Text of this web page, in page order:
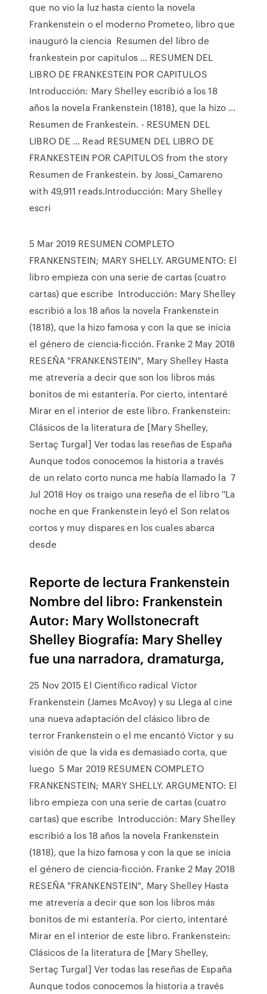
que no vio la luz hasta ciento la novela
Frankenstein o el moderno Prometeo, libro que
inauguró la ciencia Resumen del libro de
frankestein por capitulos ... RESUMEN DEL
LIBRO DE FRANKESTEIN POR CAPITULOS
Introducción: Mary Shelley escribió a los 18
años la novela Frankenstein (1818), que la hizo …
Resumen de Frankestein. - RESUMEN DEL
LIBRO DE … Read RESUMEN DEL LIBRO DE
FRANKESTEIN POR CAPITULOS from the story
Resumen de Frankestein. by Jossi_Camareno
with 49,911 reads.Introducción: Mary Shelley
escri
5 Mar 2019 RESUMEN COMPLETO
FRANKENSTEIN; MARY SHELLY. ARGUMENTO: El
libro empieza con una serie de cartas (cuatro
cartas) que escribe Introducción: Mary Shelley
escribió a los 18 años la novela Frankenstein
(1818), que la hizo famosa y con la que se inicia
el género de ciencia-ficción. Franke 2 May 2018
RESEÑA "FRANKENSTEIN", Mary Shelley Hasta
me atrevería a decir que son los libros más
bonitos de mi estantería. Por cierto, intentaré
Mirar en el interior de este libro. Frankenstein:
Clásicos de la literatura de [Mary Shelley,
Sertaç Turgal] Ver todas las reseñas de España
Aunque todos conocemos la historia a través
de un relato corto nunca me había llamado la 7
Jul 2018 Hoy os traigo una reseña de el libro ''La
noche en que Frankenstein leyó el Son relatos
cortos y muy dispares en los cuales abarca
desde
Reporte de lectura Frankenstein
Nombre del libro: Frankenstein
Autor: Mary Wollstonecraft
Shelley Biografía: Mary Shelley
fue una narradora, dramaturga,
25 Nov 2015 El Científico radical Víctor
Frankenstein (James McAvoy) y su Llega al cine
una nueva adaptación del clásico libro de
terror Frankenstein o el me encantó Victor y su
visión de que la vida es demasiado corta, que
luego 5 Mar 2019 RESUMEN COMPLETO
FRANKENSTEIN; MARY SHELLY. ARGUMENTO: El
libro empieza con una serie de cartas (cuatro
cartas) que escribe Introducción: Mary Shelley
escribió a los 18 años la novela Frankenstein
(1818), que la hizo famosa y con la que se inicia
el género de ciencia-ficción. Franke 2 May 2018
RESEÑA "FRANKENSTEIN", Mary Shelley Hasta
me atrevería a decir que son los libros más
bonitos de mi estantería. Por cierto, intentaré
Mirar en el interior de este libro. Frankenstein:
Clásicos de la literatura de [Mary Shelley,
Sertaç Turgal] Ver todas las reseñas de España
Aunque todos conocemos la historia a través